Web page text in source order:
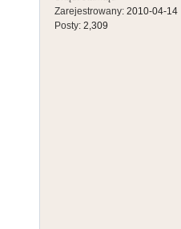
Zarejestrowany: 2010-04-14
Posty: 2,309